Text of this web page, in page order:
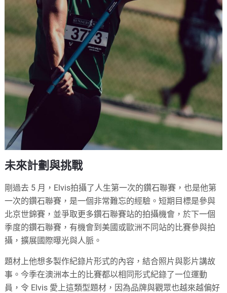
未來計劃與挑戰
剛過去 5 月，Elvis拍攝了人生第一次的鑽石聯賽，也是他第
一次的鑽石聯賽，是一個非常難忘的經驗。短期目標是參與
北京世錦賽，並爭取更多鑽石聯賽站的拍攝機會，於下一個
季度的鑽石聯賽，有機會到美國或歐洲不同站的比賽參與拍
攝，擴展國際曝光與人脈。
題材上他想多製作紀錄片形式的內容，結合照片與影片講故
事。今季在澳洲本土的比賽都以相同形式紀錄了一位運動
員，令 Elvis 愛上這類型題材，因為品牌與觀眾也越來越偏好